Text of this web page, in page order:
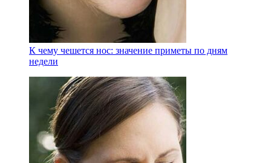
К чему чешется нос: значение приметы по дням
недели